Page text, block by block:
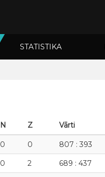
STATISTIKA
N Z Vārti
0 0 807 : 393
0 2 689 : 437